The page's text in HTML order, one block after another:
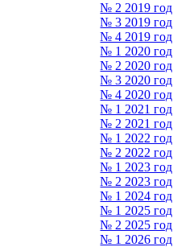
№ 2 2019 год
№ 3 2019 год
№ 4 2019 год
№ 1 2020 год
№ 2 2020 год
№ 3 2020 год
№ 4 2020 год
№ 1 2021 год
№ 2 2021 год
№ 1 2022 год
№ 2 2022 год
№ 1 2023 год
№ 2 2023 год
№ 1 2024 год
№ 1 2025 год
№ 2 2025 год
№ 1 2026 год